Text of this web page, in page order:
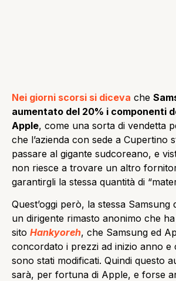
Nei giorni scorsi si diceva che
aumentato del 20% i componenti
Apple, come una sorta di vendetta
che l’azienda con sede a Cupertino
passare al gigante sudcoreano, e
non riesce a trovare un altro
garantirgli la stessa quantità di
Quest’oggi però, la stessa Samsung
un dirigente rimasto anonimo che
sito Hankyoreh, che Samsung ed
concordato i prezzi ad inizio anno e
sono stati modificati. Quindi questo
sarà, per fortuna di Apple, e forse